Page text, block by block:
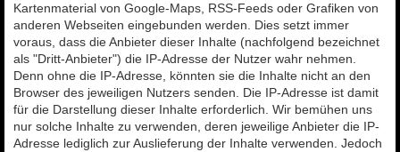
Kartenmaterial von Google-Maps, RSS-Feeds oder Grafiken von
anderen Webseiten eingebunden werden. Dies setzt immer
voraus, dass die Anbieter dieser Inhalte (nachfolgend bezeichnet
als "Dritt-Anbieter") die IP-Adresse der Nutzer wahr nehmen.
Denn ohne die IP-Adresse, könnten sie die Inhalte nicht an den
Browser des jeweiligen Nutzers senden. Die IP-Adresse ist damit
für die Darstellung dieser Inhalte erforderlich. Wir bemühen uns
nur solche Inhalte zu verwenden, deren jeweilige Anbieter die IP-
Adresse lediglich zur Auslieferung der Inhalte verwenden. Jedoch